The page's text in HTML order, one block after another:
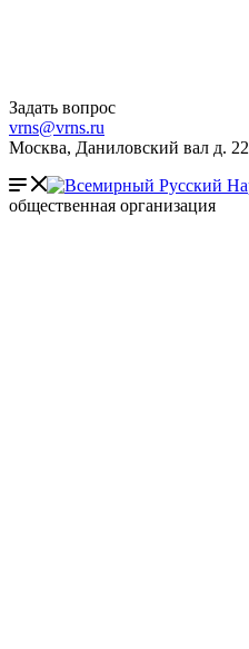
Задать вопрос
vrns@vrns.ru
Москва, Даниловский вал д. 22
общественная организация